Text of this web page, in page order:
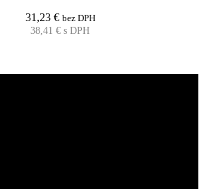
31,23 € bez DPH
38,41 € s DPH